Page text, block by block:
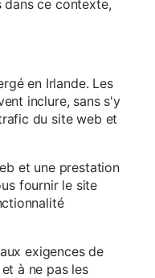
dans ce contexte,
en Irlande. Les
inclure, sans s'y
du site web et
et une prestation
fournir le site
exigences de
à ne pas les